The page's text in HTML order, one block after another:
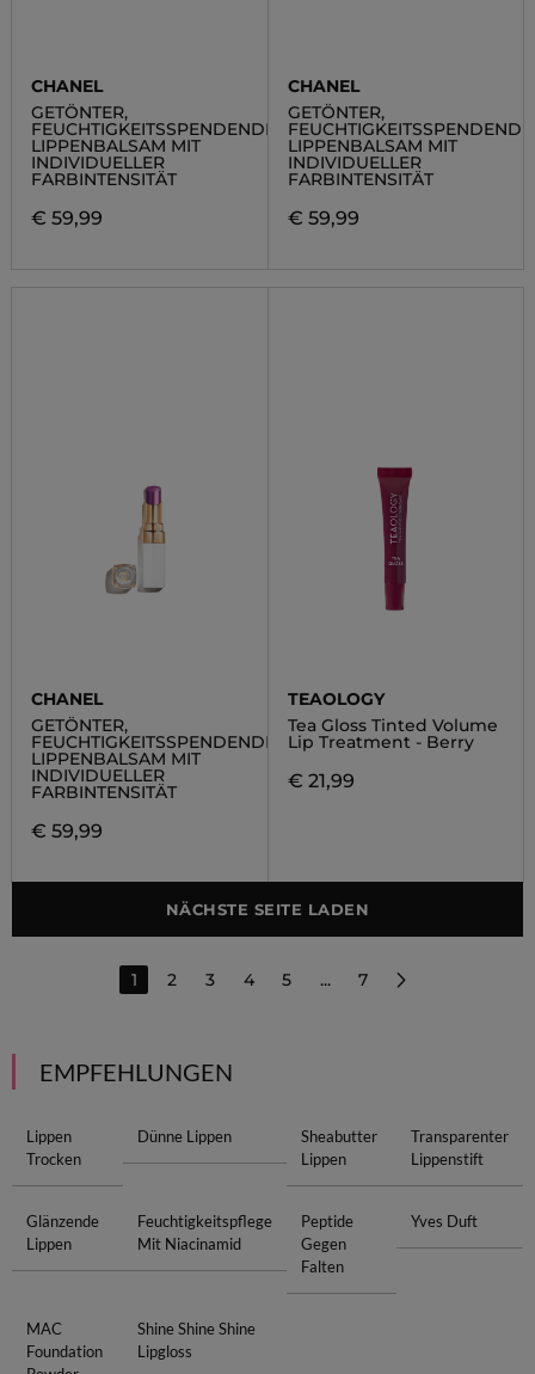
CHANEL
GETÖNTER,
FEUCHTIGKEITSSPENDENDER,
LIPPENBALSAM MIT
INDIVIDUELLER
FARBINTENSITÄT
€ 59,99
CHANEL
GETÖNTER,
LIPPENBALSAM MIT
INDIVIDUELLER
FARBINTENSITÄT
€ 59,99
CHANEL
GETÖNTER,
FEUCHTIGKEITSSPENDENDER,
LIPPENBALSAM MIT
INDIVIDUELLER
FARBINTENSITÄT
€ 59,99
TEAOLOGY
Tea Gloss Tinted Volume
Lip Treatment - Berry
€ 21,99
NÄCHSTE SEITE LADEN
1 2 3 4 5 ... 7
EMPFEHLUNGEN
Lippen
Trocken
Dünne Lippen
Sheabutter
Lippen
Transparenter
Lippenstift
Glänzende
Lippen
Feuchtigkeitspflege
Mit Niacinamid
Peptide
Gegen
Falten
Yves Duft
MAC
Foundation
Shine Shine Shine
Lipgloss